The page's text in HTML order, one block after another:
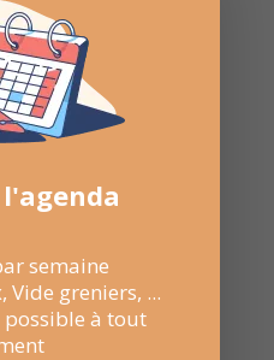
chaque
: 858
l'agenda
semaine
Vide greniers, ...
à tout